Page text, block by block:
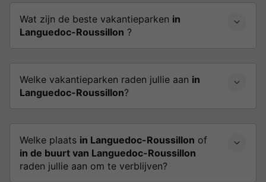
Wat zijn de beste vakantieparken in
Languedoc-Roussillon ?
Welke vakantieparken raden jullie aan in
Languedoc-Roussillon?
Welke plaats in Languedoc-Roussillon of
in de buurt van Languedoc-Roussillon
raden jullie aan om te verblijven?